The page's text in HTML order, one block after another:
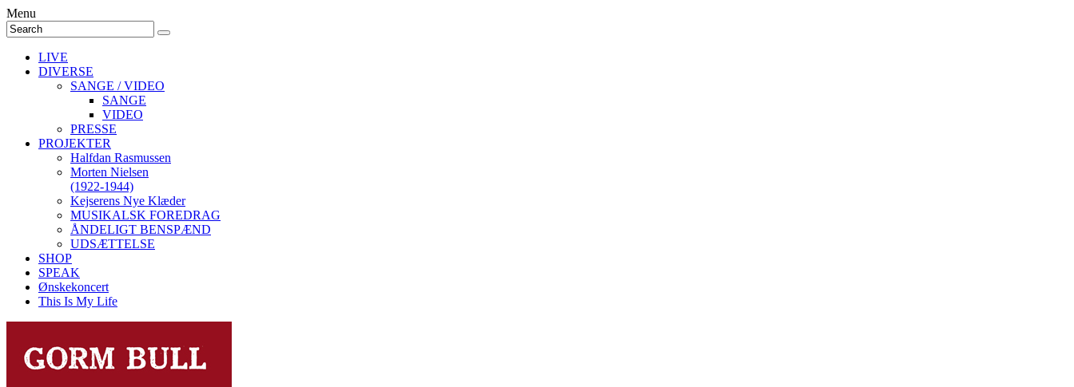
Menu
LIVE
DIVERSE
SANGE / VIDEO
SANGE
VIDEO
PRESSE
PROJEKTER
Halfdan Rasmussen
Morten Nielsen
(1922-1944)
Kejserens Nye Klæder
MUSIKALSK FOREDRAG
ÅNDELIGT BENSPÆND
UDSÆTTELSE
SHOP
SPEAK
Ønskekoncert
This Is My Life